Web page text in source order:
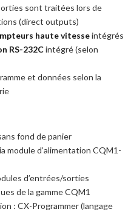
sont traitées lors de
(direct outputs)
haute vitesseintégrés
RS-232Cintégré (selon
et données selon la
fond de panier
module d’alimentation CQM1-
d’entrées/sorties
de la gamme CQM1
: CX-Programmer (langage